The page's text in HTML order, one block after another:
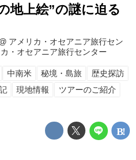
地上絵”の謎に迫る
アメリカ・オセアニア旅行セン
・オセアニア旅行センター
中南米 秘境・島旅
歴史探訪
現地情報
ツアーのご紹介